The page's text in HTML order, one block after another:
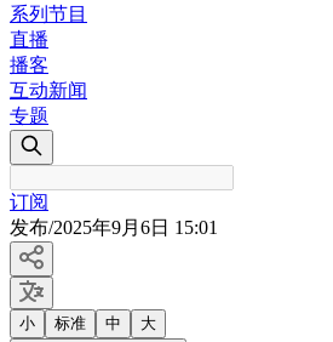
系列节目
直播
播客
互动新闻
专题
订阅
发布/2025年9月6日 15:01
小 标准 中 大